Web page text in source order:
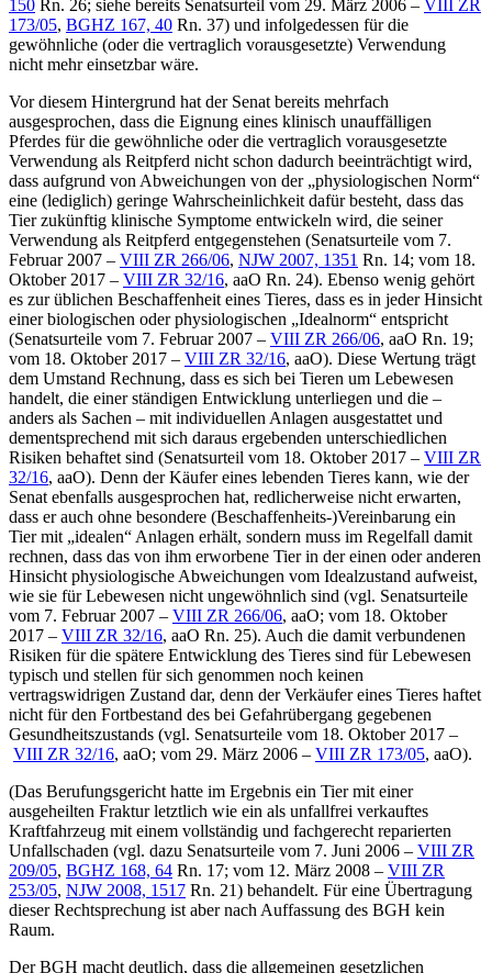
150 Rn. 26; siehe bereits Senatsurteil vom 29. März 2006 – VIII ZR
173/05, BGHZ 167, 40 Rn. 37) und infolgedessen für die
gewöhnliche (oder die vertraglich vorausgesetzte) Verwendung
nicht mehr einsetzbar wäre.
Vor diesem Hintergrund hat der Senat bereits mehrfach
ausgesprochen, dass die Eignung eines klinisch unauffälligen
Pferdes für die gewöhnliche oder die vertraglich vorausgesetzte
Verwendung als Reitpferd nicht schon dadurch beeinträchtigt wird,
dass aufgrund von Abweichungen von der „physiologischen Norm“
eine (lediglich) geringe Wahrscheinlichkeit dafür besteht, dass das
Tier zukünftig klinische Symptome entwickeln wird, die seiner
Verwendung als Reitpferd entgegenstehen (Senatsurteile vom 7.
Februar 2007 – VIII ZR 266/06, NJW 2007, 1351 Rn. 14; vom 18.
Oktober 2017 – VIII ZR 32/16, aaO Rn. 24). Ebenso wenig gehört
es zur üblichen Beschaffenheit eines Tieres, dass es in jeder Hinsicht
einer biologischen oder physiologischen „Idealnorm“ entspricht
(Senatsurteile vom 7. Februar 2007 – VIII ZR 266/06, aaO Rn. 19;
vom 18. Oktober 2017 – VIII ZR 32/16, aaO). Diese Wertung trägt
dem Umstand Rechnung, dass es sich bei Tieren um Lebewesen
handelt, die einer ständigen Entwicklung unterliegen und die –
anders als Sachen – mit individuellen Anlagen ausgestattet und
dementsprechend mit sich daraus ergebenden unterschiedlichen
Risiken behaftet sind (Senatsurteil vom 18. Oktober 2017 – VIII ZR
32/16, aaO). Denn der Käufer eines lebenden Tieres kann, wie der
Senat ebenfalls ausgesprochen hat, redlicherweise nicht erwarten,
dass er auch ohne besondere (Beschaffenheits-)Vereinbarung ein
Tier mit „idealen“ Anlagen erhält, sondern muss im Regelfall damit
rechnen, dass das von ihm erworbene Tier in der einen oder anderen
Hinsicht physiologische Abweichungen vom Idealzustand aufweist,
wie sie für Lebewesen nicht ungewöhnlich sind (vgl. Senatsurteile
vom 7. Februar 2007 – VIII ZR 266/06, aaO; vom 18. Oktober
2017 – VIII ZR 32/16, aaO Rn. 25). Auch die damit verbundenen
Risiken für die spätere Entwicklung des Tieres sind für Lebewesen
typisch und stellen für sich genommen noch keinen
vertragswidrigen Zustand dar, denn der Verkäufer eines Tieres haftet
nicht für den Fortbestand des bei Gefahrübergang gegebenen
Gesundheitszustands (vgl. Senatsurteile vom 18. Oktober 2017 –
VIII ZR 32/16, aaO; vom 29. März 2006 – VIII ZR 173/05, aaO).
(Das Berufungsgericht hatte im Ergebnis ein Tier mit einer
ausgeheilten Fraktur letztlich wie ein als unfallfrei verkauftes
Kraftfahrzeug mit einem vollständig und fachgerecht reparierten
Unfallschaden (vgl. dazu Senatsurteile vom 7. Juni 2006 – VIII ZR
209/05, BGHZ 168, 64 Rn. 17; vom 12. März 2008 – VIII ZR
253/05, NJW 2008, 1517 Rn. 21) behandelt. Für eine Übertragung
dieser Rechtsprechung ist aber nach Auffassung des BGH kein
Raum.
Der BGH macht deutlich, dass die allgemeinen gesetzlichen